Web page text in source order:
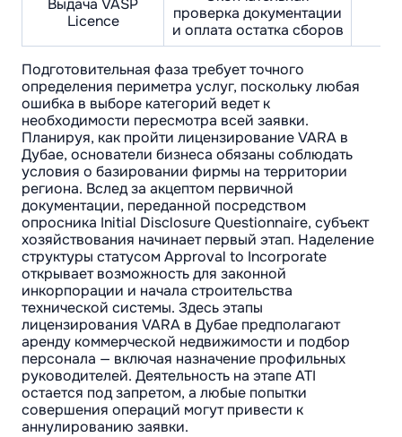
Licence
проверка документации
и оплата остатка сборов
Подготовительная фаза требует точного
определения периметра услуг, поскольку любая
ошибка в выборе категорий ведет к
необходимости пересмотра всей заявки.
Планируя, как пройти лицензирование VARA в
Дубае, основатели бизнеса обязаны соблюдать
условия о базировании фирмы на территории
региона. Вслед за акцептом первичной
документации, переданной посредством
опросника Initial Disclosure Questionnaire, субъект
хозяйствования начинает первый этап. Наделение
структуры статусом Approval to Incorporate
открывает возможность для законной
инкорпорации и начала строительства
технической системы. Здесь этапы
лицензирования VARA в Дубае предполагают
аренду коммерческой недвижимости и подбор
персонала — включая назначение профильных
руководителей. Деятельность на этапе ATI
остается под запретом, а любые попытки
совершения операций могут привести к
аннулированию заявки.